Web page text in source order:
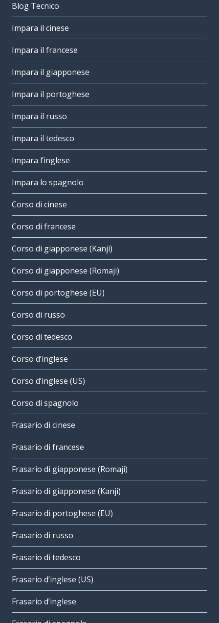
Blog Tecnico
Impara il cinese
Impara il francese
Impara il giapponese
Impara il portoghese
Impara il russo
Impara il tedesco
Impara l’inglese
Impara lo spagnolo
Corso di cinese
Corso di francese
Corso di giapponese (Kanji)
Corso di giapponese (Romaji)
Corso di portoghese (EU)
Corso di russo
Corso di tedesco
Corso d’inglese
Corso d’inglese (US)
Corso di spagnolo
Frasario di cinese
Frasario di francese
Frasario di giapponese (Romaji)
Frasario di giapponese (Kanji)
Frasario di portoghese (EU)
Frasario di russo
Frasario di tedesco
Frasario d’inglese (US)
Frasario d’inglese